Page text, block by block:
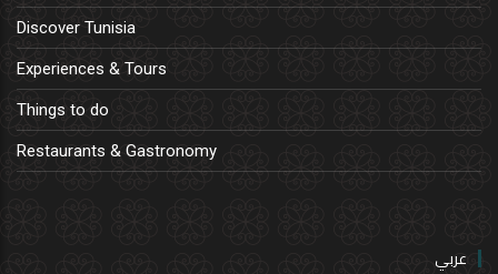
Discover Tunisia
Experiences & Tours
Things to do
Restaurants & Gastronomy
عربي